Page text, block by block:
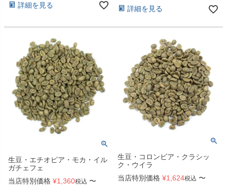
詳細を見る
詳細を見る
生豆・エチオピア・モカ・イル
ガチェフェ
当店特別価格 ¥1,360税込 〜
生豆・コロンビア・クラシッ
ク・ウイラ
当店特別価格 ¥1,624税込 〜